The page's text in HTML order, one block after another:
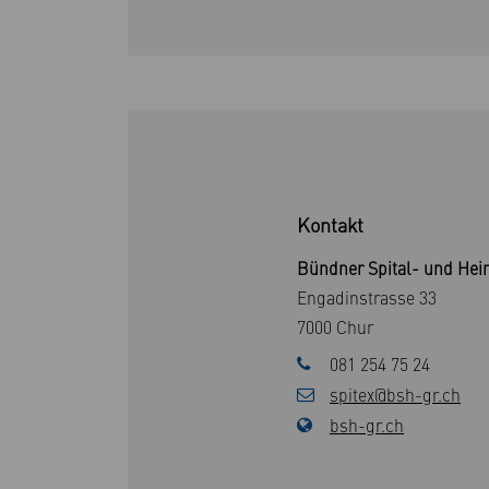
Kontakt
Bündner Spital- und
Engadinstrasse 33
7000 Chur
081 254 75 24
spitex@bsh-gr.ch
bsh-gr.ch